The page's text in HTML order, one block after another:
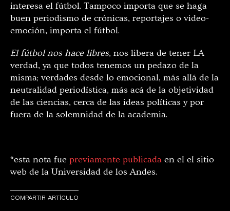
interesa el fútbol. Tampoco importa que se haga
buen periodismo de crónicas, reportajes o video-
emoción, importa el fútbol.
El fútbol nos hace libres, nos libera de tener LA
verdad, ya que todos tenemos un pedazo de la
misma; verdades desde lo emocional, más allá de la
neutralidad periodística, más acá de la objetividad
de las ciencias, cerca de las ideas políticas y por
fuera de la solemnidad de la academia.
*esta nota fue previamente publicada en el el sitio
web de la Universidad de los Andes.
COMPARTIR ARTÍCULO